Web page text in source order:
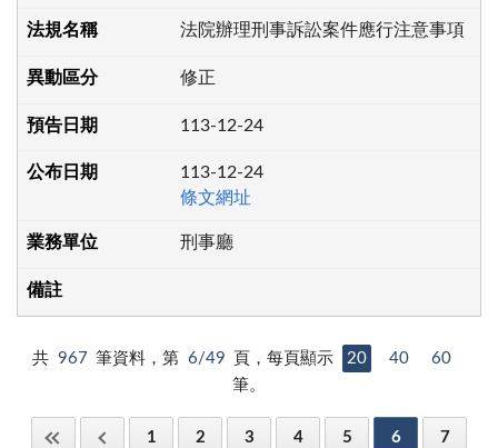
法院辦理刑事訴訟案件應行注意事項
修正
113-12-24
113-12-24
條文網址
刑事廳
共 967 筆資料，第 6/49 頁，每頁顯示 20 40
60
筆。
1 2 3 4 5 6 7